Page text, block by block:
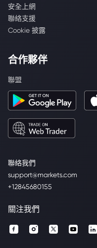
聯絡我們
support@markets.com
+12845680155
安全上網
聯絡支援
Cookie 披露
合作夥伴
聯盟
關注我們